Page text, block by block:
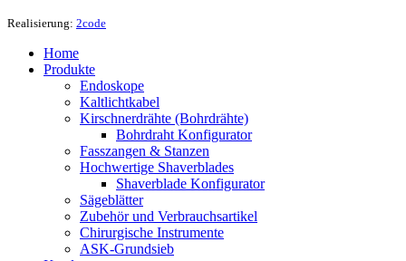
Realisierung: 2code
Home
Produkte
Endoskope
Kaltlichtkabel
Kirschnerdrähte (Bohrdrähte)
Bohrdraht Konfigurator
Fasszangen & Stanzen
Hochwertige Shaverblades
Shaverblade Konfigurator
Sägeblätter
Zubehör und Verbrauchsartikel
Chirurgische Instrumente
ASK-Grundsieb